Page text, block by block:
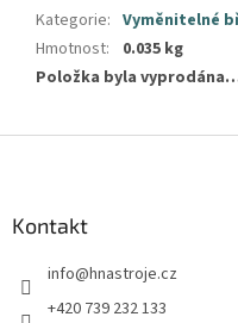
Kategorie: Vyměnitelné
Hmotnost:
0.035 kg
Položka byla
Kontakt
info@hnastroje.cz
+420 739 232 133